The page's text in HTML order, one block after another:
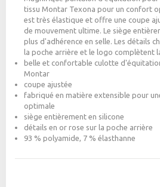
tissu Montar Texona pour un confort
est très élastique et offre une coupe
de mouvement ultime. Le siège
plus d'adhérence en selle. Les détails
la poche arrière et le logo complètent
belle et confortable culotte
Montar
coupe ajustée
fabriqué en matière extensible pour
optimale
siège entièrement en silicone
détails en or rose sur la poche arrière
93 % polyamide, 7 % élasthanne